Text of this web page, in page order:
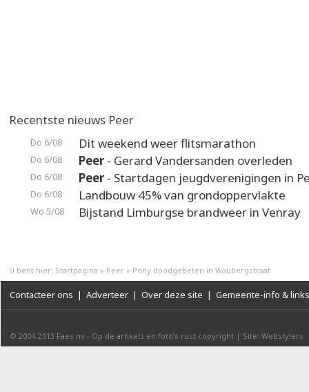
Recentste nieuws Peer
Do 6/08 Dit weekend weer flitsmarathon
Do 6/08 Peer- Gerard Vandersanden overleden
Do 6/08 Peer- Startdagen jeugdverenigingen in
Do 6/08 Landbouw 45% van grondoppervlakte
Wo 5/08 Bijstand Limburgse brandweer in Venray
U bent hier: Startpagina » Peer » Pony doodgebeten in Waubergstraat
Contacteer ons | Adverteer | Over deze site | Gemeente-info & links
© 2004-2013 Faes nv - Op de artikels en foto’s rust copyright | Site: Webstylers